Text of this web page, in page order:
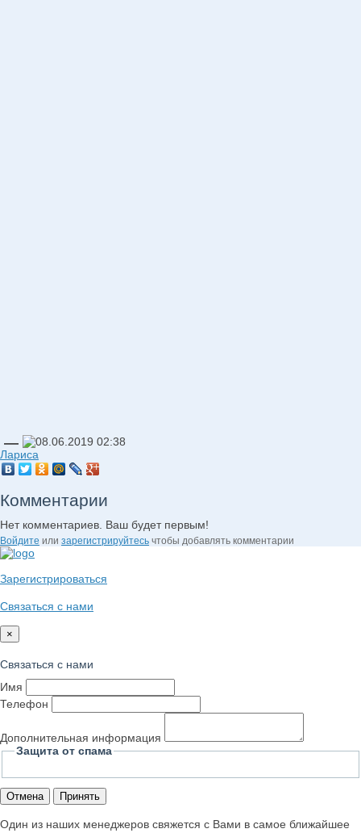
— 08.06.2019 02:38
Лариса
Комментарии
Нет комментариев. Ваш будет первым!
Войдите или зарегистрируйтесь чтобы добавлять комментарии
Зарегистрироваться
Связаться с нами
×
Связаться с нами
Имя
Телефон
Дополнительная информация
Защита от спама
Отмена Принять
Один из наших менеджеров свяжется с Вами в самое ближайшее